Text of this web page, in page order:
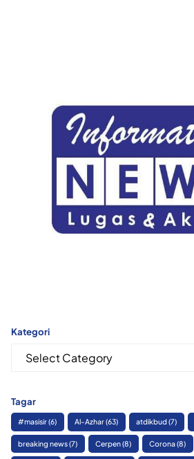
Kategori
Kategori
Tagar
#masisir(6) Al-Azhar(63) atdikbud(7)
breaking news(7) Cerpen(8) Corona(8)